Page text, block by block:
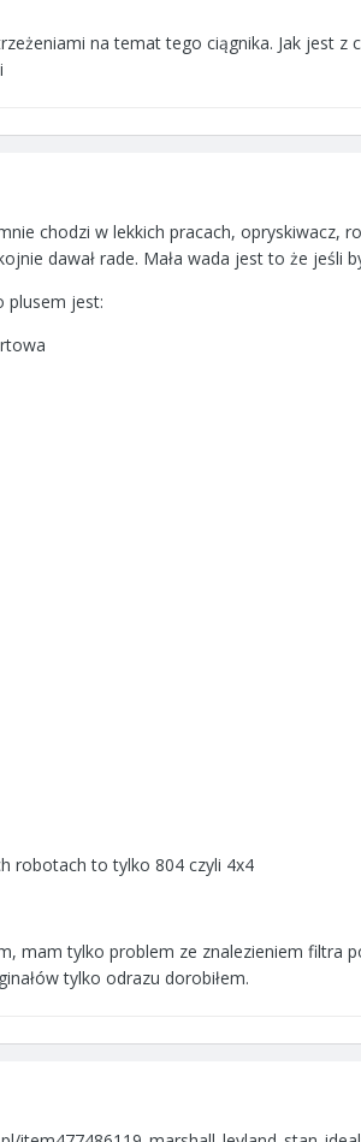
na temat tego ciągnika. Jak jest z
chodzi w lekkich pracach, opryskiwacz,
dawał rade. Mała wada jest to że jeśli
plusem jest:
robotach to tylko 804 czyli 4x4
mam tylko problem ze znalezieniem filtra
tylko odrazu dorobiłem.